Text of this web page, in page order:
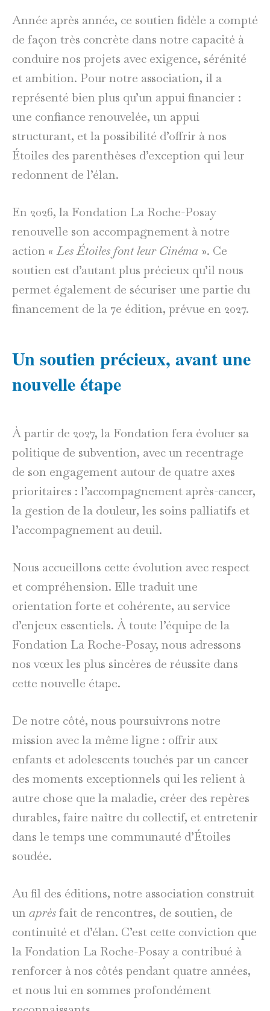
Année après année, ce soutien fidèle a compté
de façon très concrète dans notre capacité à
conduire nos projets avec exigence, sérénité
et ambition. Pour notre association, il a
représenté bien plus qu’un appui financier :
une confiance renouvelée, un appui
structurant, et la possibilité d’offrir à nos
Étoiles des parenthèses d’exception qui leur
redonnent de l’élan.
En 2026, la Fondation La Roche-Posay
renouvelle son accompagnement à notre
action «Les Étoiles font leur Cinéma ». Ce
soutien est d’autant plus précieux qu’il nous
permet également de sécuriser une partie du
financement de la 7e édition, prévue en 2027.
Un soutien précieux, avant une
nouvelle étape
À partir de 2027, la Fondation fera évoluer sa
politique de subvention, avec un recentrage
de son engagement autour de quatre axes
prioritaires : l’accompagnement après-cancer,
la gestion de la douleur, les soins palliatifs et
l’accompagnement au deuil.
Nous accueillons cette évolution avec respect
et compréhension. Elle traduit une
orientation forte et cohérente, au service
d’enjeux essentiels. À toute l’équipe de la
Fondation La Roche-Posay, nous adressons
nos vœux les plus sincères de réussite dans
cette nouvelle étape.
De notre côté, nous poursuivrons notre
mission avec la même ligne : offrir aux
enfants et adolescents touchés par un cancer
des moments exceptionnels qui les relient à
autre chose que la maladie, créer des repères
durables, faire naître du collectif, et entretenir
dans le temps une communauté d’Étoiles
soudée.
Au fil des éditions, notre association construit
un aprèsfait de rencontres, de soutien, de
continuité et d’élan. C’est cette conviction que
la Fondation La Roche-Posay a contribué à
renforcer à nos côtés pendant quatre années,
et nous lui en sommes profondément